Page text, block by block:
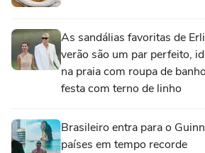
As sandálias favoritas de
verão são um par perfeito,
na praia com roupa de
festa com terno de linho
Brasileiro entra para o
países em tempo recorde